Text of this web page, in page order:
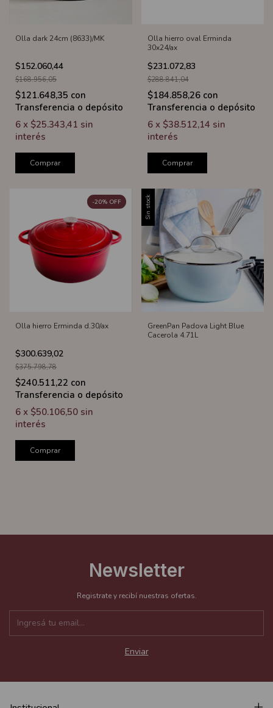
Olla dark 24cm (8633)/MK
$152.060,44
$168.956,05
$121.648,35 con
Transferencia o depósito
6 x $25.343,41 sin
interés
Comprar
Olla hierro oval Erminda
30x24/ax
$231.072,83
$288.841,04
$184.858,26 con
Transferencia o depósito
6 x $38.512,14 sin
interés
Comprar
Olla hierro Erminda d.30/ax
$300.639,02
-20% OFF
$375.798,78
$240.511,22 con
Transferencia o depósito
6 x $50.106,50 sin
interés
Comprar
Sin stock
GreenPan Padova Light Blue
Cacerola 4.71L
Newsletter
Registrate y recibí nuestras ofertas.